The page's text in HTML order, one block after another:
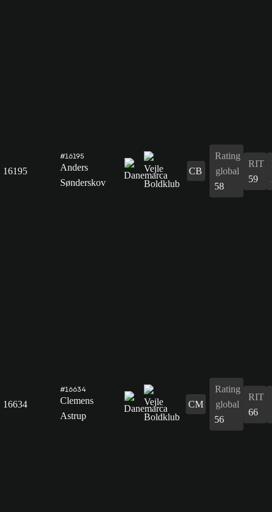
16195
#16195
Anders
Sønderskov
CB
Rating
global
58
RIT
59
16634
#16634
Clemens
Astrup
CM
Rating
global
56
RIT
66